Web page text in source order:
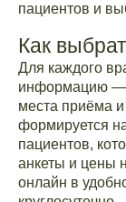
пациентов и
Как
Для каждого
информацию —
места приёма
формируется
пациентов,
анкеты и цены
онлайн в